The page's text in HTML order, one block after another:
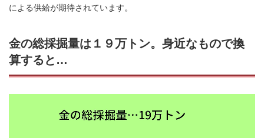
による供給が期待されています。
金の総採掘量は１９万トン。身近なもので換
算すると…